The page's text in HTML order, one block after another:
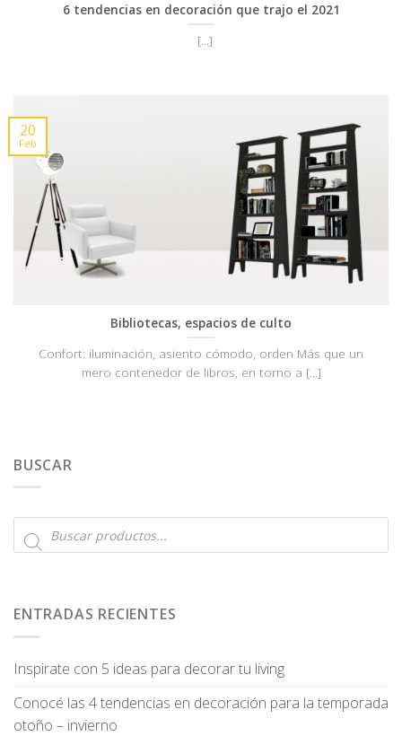
6 tendencias en decoración que trajo el 2021
[...]
Bibliotecas, espacios de culto
Confort: iluminación, asiento cómodo, orden Más que un
mero contenedor de libros, en torno a [...]
20
Feb
BUSCAR
Búsqueda
de
ENTRADAS RECIENTES
Inspirate con 5 ideas para decorar tu living
Conocé las 4 tendencias en decoración para la temporada
otoño – invierno